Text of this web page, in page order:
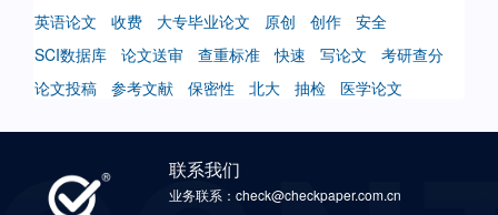
英语论文
收费 大专毕业论文 原创 创作
安全
SCI数据库
论文送审 查重标准 快速 写论文
考研查分
论文投稿
参考文献 保密性 北大 抽检 医学论文
联系我们
业务联系：check@checkpaper.com.cn